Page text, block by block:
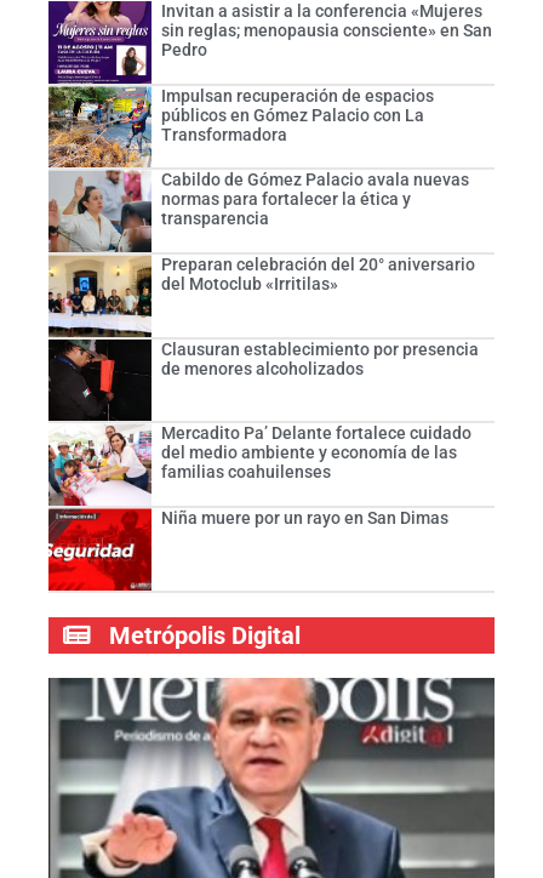
Invitan a asistir a la conferencia «Mujeres
sin reglas; menopausia consciente» en San
Pedro
Impulsan recuperación de espacios
públicos en Gómez Palacio con La
Transformadora
Cabildo de Gómez Palacio avala nuevas
normas para fortalecer la ética y
transparencia
Preparan celebración del 20° aniversario
del Motoclub «Irritilas»
Clausuran establecimiento por presencia
de menores alcoholizados
Mercadito Pa’ Delante fortalece cuidado
del medio ambiente y economía de las
familias coahuilenses
Niña muere por un rayo en San Dimas
Metrópolis Digital